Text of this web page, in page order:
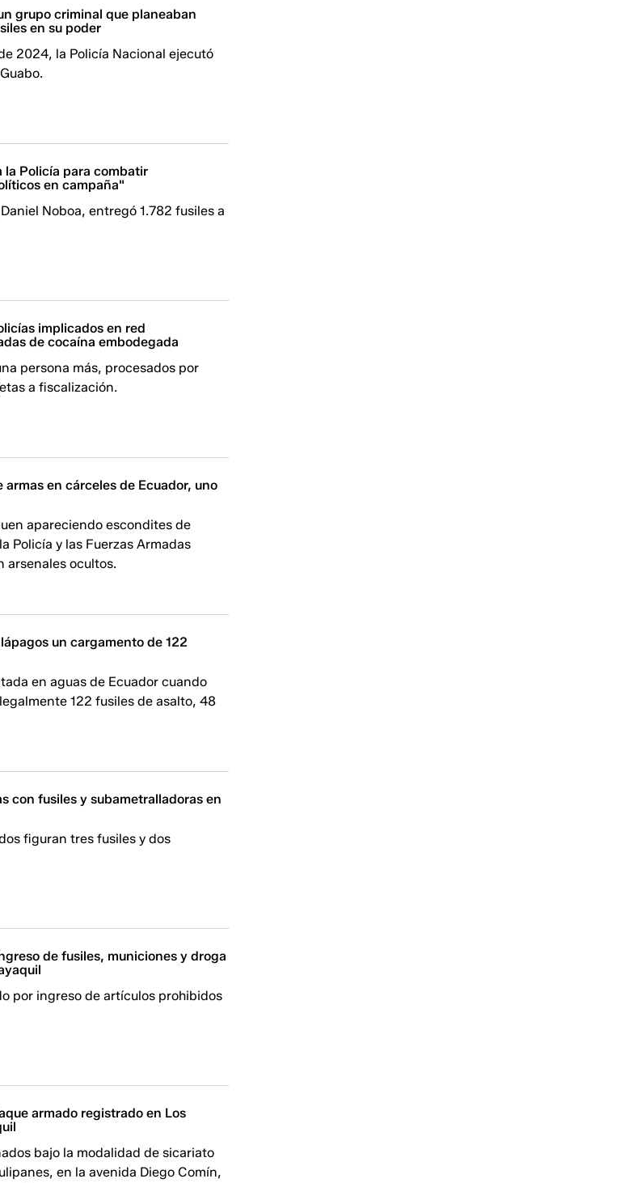
grupo criminal que planeaban
en su poder
2024, la Policía Nacional ejecutó
la Policía para combatir
en campaña"
Noboa, entregó 1.782 fusiles a
implicados en red
de cocaína embodegada
persona más, procesados por
a fiscalización.
en cárceles de Ecuador, uno
apareciendo escondites de
Policía y las Fuerzas Armadas
arsenales ocultos.
un cargamento de 122
en aguas de Ecuador cuando
122 fusiles de asalto, 48
con fusiles y subametralladoras en
figuran tres fusiles y dos
de fusiles, municiones y droga
por ingreso de artículos prohibidos
armado registrado en Los
bajo la modalidad de sicariato
en la avenida Diego Comín,